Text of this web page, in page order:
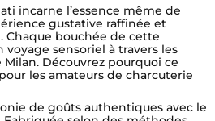
incarne l’essence même de
gustative raffinée et
bouchée de cette
sensoriel à travers les
Découvrez pourquoi ce
les amateurs de charcuterie
de goûts authentiques avec le